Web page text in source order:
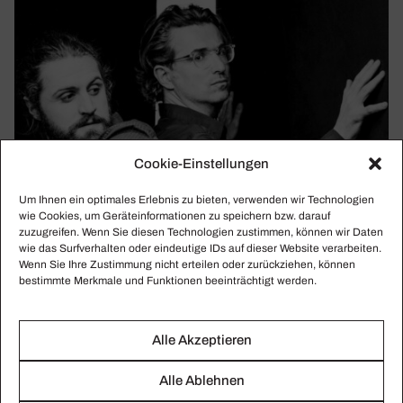
Cookie-Einstellungen
Um Ihnen ein optimales Erlebnis zu bieten, verwenden wir Technologien
wie Cookies, um Geräteinformationen zu speichern bzw. darauf
zuzugreifen. Wenn Sie diesen Technologien zustimmen, können wir Daten
wie das Surfverhalten oder eindeutige IDs auf dieser Website verarbeiten.
Wenn Sie Ihre Zustimmung nicht erteilen oder zurückziehen, können
bestimmte Merkmale und Funktionen beeinträchtigt werden.
Alle Akzeptieren
Alle Ablehnen